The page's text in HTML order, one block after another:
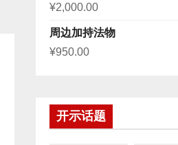
¥2,000.00
周边加持法物
¥950.00
开示话题